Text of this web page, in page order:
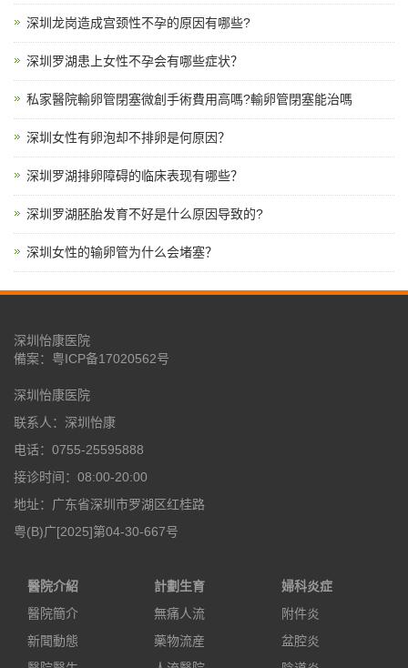
深圳龙岗造成宫颈性不孕的原因有哪些?
深圳罗湖患上女性不孕会有哪些症状？
私家醫院輸卵管閉塞微創手術費用高嗎?輸卵管閉塞能治嗎
深圳女性有卵泡却不排卵是何原因？
深圳罗湖排卵障碍的临床表现有哪些？
深圳罗湖胚胎发育不好是什么原因导致的?
深圳女性的输卵管为什么会堵塞？
深圳怡康医院
備案： 粤ICP备17020562号
深圳怡康医院
联系人：深圳怡康
电话：0755-25595888
接诊时间：08:00-20:00
地址：广东省深圳市罗湖区红桂路
粤(B)广[2025]第04-30-667号
醫院介紹
醫院簡介
新聞動態
計劃生育
無痛人流
藥物流産
婦科炎症
附件炎
盆腔炎